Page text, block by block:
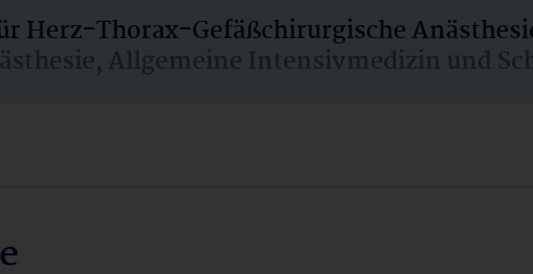
Herz-Thorax-Gefäßchirurgische
Allgemeine Intensivmedizin und